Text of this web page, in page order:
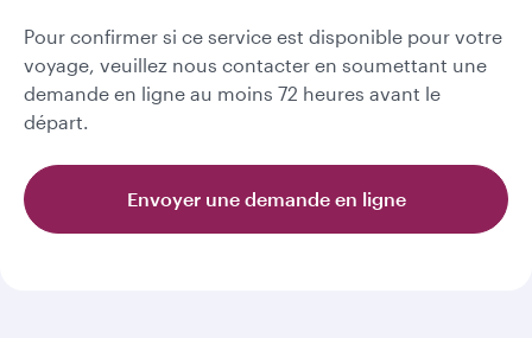
Pour confirmer si ce service est disponible pour votre
voyage, veuillez nous contacter en soumettant une
demande en ligne au moins 72 heures avant le
départ.
Envoyer une demande en ligne